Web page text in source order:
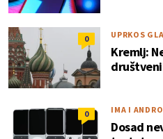
0 UPRKOS
Kremlj:
0 IMA I
Dosad